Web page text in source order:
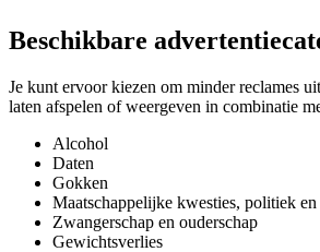
Beschikbare
Je kunt ervoor kiezen om minder reclames
laten afspelen of weergeven in combinatie
Alcohol
Daten
Gokken
Maatschappelijke kwesties, politiek
Zwangerschap en ouderschap
Gewichtsverlies